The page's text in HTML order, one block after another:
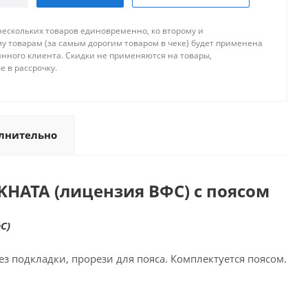
товаров единовременно, ко второму и
товарам (за самым дорогим товаром в чеке) будет применена
клиента. Скидки не применяются на товары,
в рассрочку.
(лицензия ВФС) с поясом
подкладки, прорези для пояса. Комплектуется поясом.